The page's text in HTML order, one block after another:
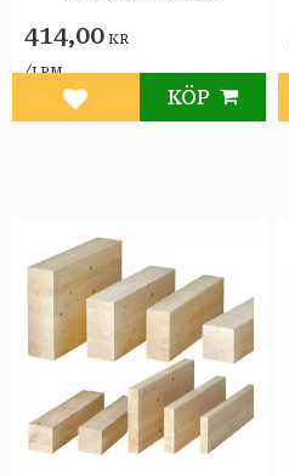
414,00 KR
/LPM
Lägg till i favoriter
KÖP